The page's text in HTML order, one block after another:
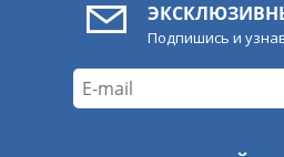
Подпишись и